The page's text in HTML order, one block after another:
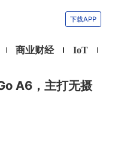
下载APP
商业财经 IoT
A6，主打无摄